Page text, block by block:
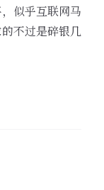
似乎互联网马
不过是碎银几